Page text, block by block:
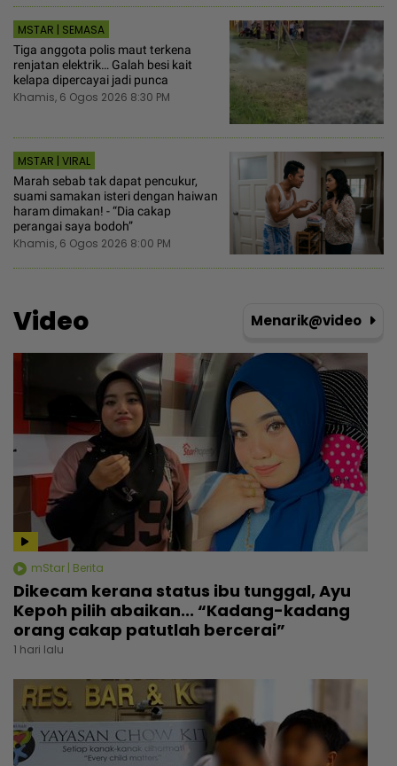
MSTAR | SEMASA
Tiga anggota polis maut terkena
renjatan elektrik… Galah besi kait
kelapa dipercayai jadi punca
Khamis, 6 Ogos 2026 8:30 PM
MSTAR | VIRAL
Marah sebab tak dapat pencukur,
suami samakan isteri dengan haiwan
haram dimakan! - “Dia cakap
perangai saya bodoh”
Khamis, 6 Ogos 2026 8:00 PM
Video Menarik@video
mStar | Berita
Dikecam kerana status ibu tunggal, Ayu
Kepoh pilih abaikan... “Kadang-kadang
orang cakap patutlah bercerai”
1 hari lalu